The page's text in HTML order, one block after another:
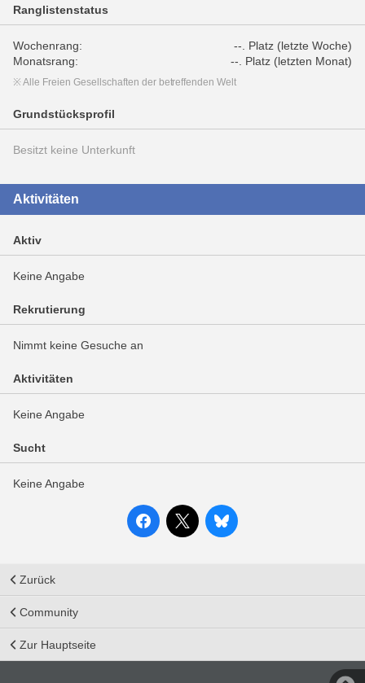
Ranglistenstatus
Wochenrang:
--. Platz (letzte Woche)
Monatsrang:
--. Platz (letzten Monat)
※ Alle Freien Gesellschaften der betreffenden Welt
Grundstücksprofil
Besitzt keine Unterkunft
Aktivitäten
Aktiv
Keine Angabe
Rekrutierung
Nimmt keine Gesuche an
Aktivitäten
Keine Angabe
Sucht
Keine Angabe
Zurück
Community
Zur Hauptseite